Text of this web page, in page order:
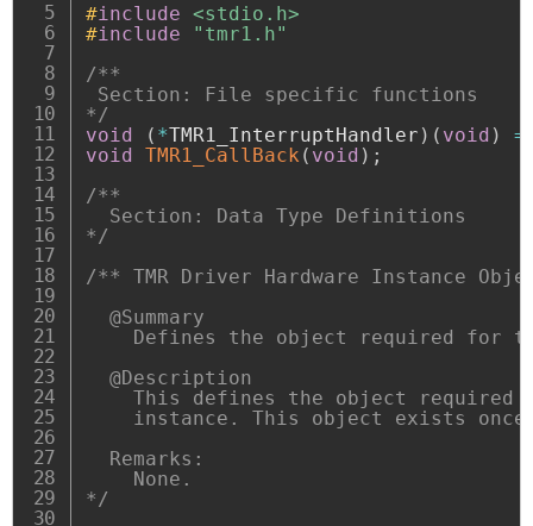
#include <stdio.h>
#include
"tmr1.h"
/**
Section: File specific functions
*/
void
( *TMR1_InterruptHandler ) ( void )
=
void
TMR1_CallBack ( void ) ;
/**
  Section: Data Type Definitions
*/
/** TMR Driver Hardware Instance
  @Summary
Defines the object required for
  @Description
This defines the object required
instance. This object exists
  Remarks:
    None.
*/